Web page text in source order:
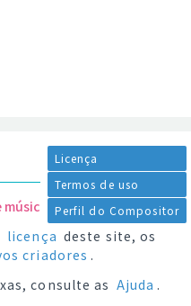
Licença
Termos de uso
Perfil do Compositor
licença deste site, os
criadores .
consulte as Ajuda .